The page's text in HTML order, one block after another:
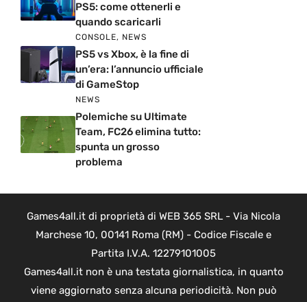
PS5: come ottenerli e
quando scaricarli
CONSOLE, NEWS
PS5 vs Xbox, è la fine di
un’era: l’annuncio ufficiale
di GameStop
NEWS
Polemiche su Ultimate
Team, FC26 elimina tutto:
spunta un grosso
problema
Games4all.it di proprietà di WEB 365 SRL - Via Nicola
Marchese 10, 00141 Roma (RM) - Codice Fiscale e
Partita I.V.A. 12279101005
Games4all.it non è una testata giornalistica, in quanto
viene aggiornato senza alcuna periodicità. Non può